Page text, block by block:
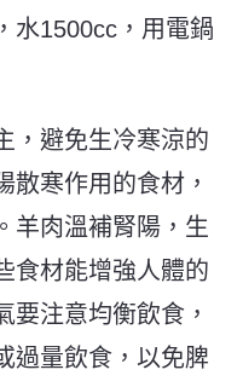
水1500cc，用電鍋
，避免生冷寒涼的
散寒作用的食材，
羊肉溫補腎陽，生
食材能增強人體的
要注意均衡飲食，
過量飲食，以免脾